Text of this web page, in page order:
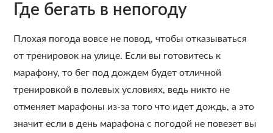
Где бегать в непогоду
Плохая погода вовсе не повод, чтобы отказываться
от тренировок на улице. Если вы готовитесь к
марафону, то бег под дождем будет отличной
тренировкой в полевых условиях, ведь никто не
отменяет марафоны из-за того что идет дождь, а это
значит если в день марафона с погодой не повезет вы